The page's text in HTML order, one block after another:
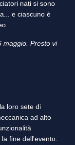
nati si sono
e ciascuno è
maggio. Presto vi
loro sete di
ad alto
fine dell'evento.